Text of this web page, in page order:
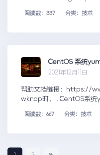
阅读数：337 分类：技术
2021年12月11日
帮助文档链接：https://
wknop时，...CentOS系
阅读数：667 分类：技术